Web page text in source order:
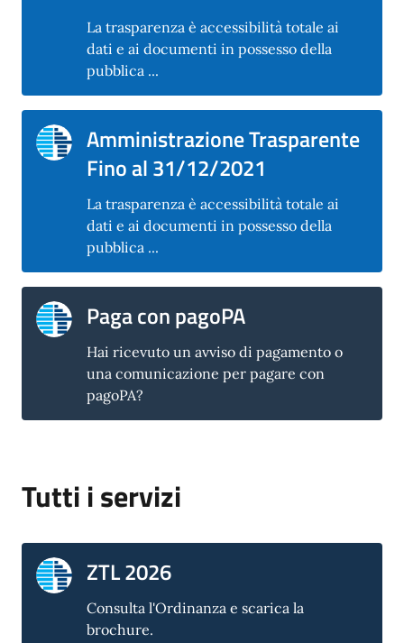
La trasparenza è accessibilità totale ai
dati e ai documenti in possesso della
pubblica ...
Amministrazione Trasparente
Fino al 31/12/2021
La trasparenza è accessibilità totale ai
dati e ai documenti in possesso della
pubblica ...
Paga con pagoPA
Hai ricevuto un avviso di pagamento o
una comunicazione per pagare con
pagoPA?
Tutti i servizi
ZTL 2026
Consulta l'Ordinanza e scarica la
brochure.